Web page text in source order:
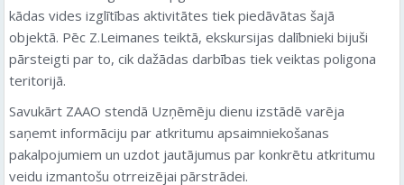
kādas vides izglītības aktivitātes tiek piedāvātas šajā
objektā. Pēc Z.Leimanes teiktā, ekskursijas dalībnieki bijuši
pārsteigti par to, cik dažādas darbības tiek veiktas poligona
teritorijā.
Savukārt ZAAO stendā Uzņēmēju dienu izstādē varēja
saņemt informāciju par atkritumu apsaimniekošanas
pakalpojumiem un uzdot jautājumus par konkrētu atkritumu
veidu izmantošu otrreizējai pārstrādei.